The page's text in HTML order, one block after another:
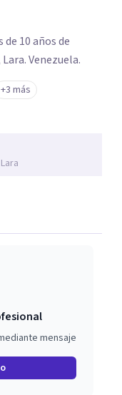
10 años de
Venezuela.
+3 más
mensaje